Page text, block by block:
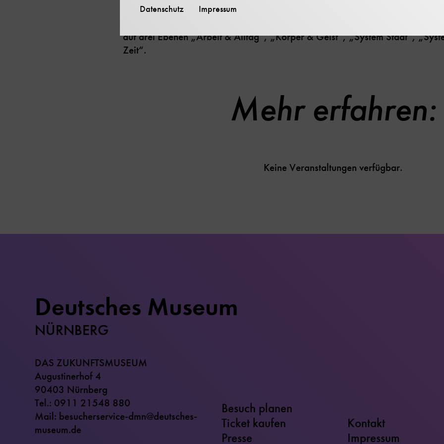
Naturwissenschaften. In fünf Themenbereichen werden neueste
auf drei Ebenen „Arbeit & Alltag“, „Körper & Geist“, „System Stadt“,
Zeit“.
Mehr erfahren:
Keine Veranstaltungen verfügbar.
Deutsches Museum
NÜRNBERG
DAS ZUKUNFTSMUSEUM
Augustinerhof 4
90403 Nürnberg
Tel.: 0911 21548 880
Mail: besucherservice-dmn@deutsches-
museum.de
Besuch planen
Ticket kaufen
Presse
Kontakt
Impressum
Datenschutz Impressum